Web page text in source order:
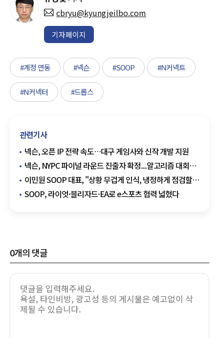
cbryu@kyungjeilbo.com
기자페이지
#계정 연동 #넥슨 #SOOP #N커넥트
#N커넥터 #드롭스
관련기사
넥슨, 오픈 IP 전략 속도…대구 게임사와 신작 개발 지원
넥슨, NYPC 파이널 라운드 진출자 확정...알고리즘 대회서
'AI 전략전'
이민원 SOOP 대표, "상황 무겁게 인식, 냉정하게 점검할
때"...실적 부진 원인으로 세무조사
SOOP, 라이엇·블리자드·EA로 e스포츠 협력 넓혔다
0개의 댓글